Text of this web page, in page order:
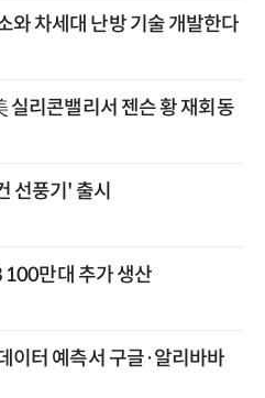
와 차세대 난방 기술 개발한다
실리콘밸리서 젠슨 황 재회동
선풍기' 출시
100만대 추가 생산
이터 예측서 구글·알리바바